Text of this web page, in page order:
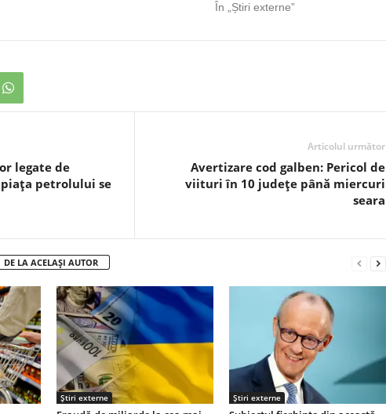
În „Știri externe”
legate de
petrolului se
Articolul următor
Avertizare cod galben: Pericol de
viituri în 10 județe până miercuri
seara
DE LA ACELAȘI AUTOR
Știri externe Știri externe